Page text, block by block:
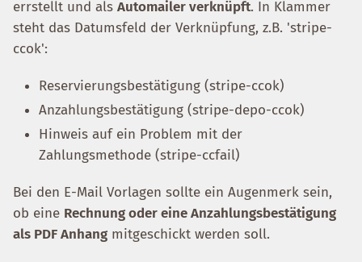
errstellt und als Automailer verknüpft. In Klammer
steht das Datumsfeld der Verknüpfung, z.B. 'stripe-
ccok':
Reservierungsbestätigung (stripe-ccok)
Anzahlungsbestätigung (stripe-depo-ccok)
Hinweis auf ein Problem mit der
Zahlungsmethode (stripe-ccfail)
Bei den E-Mail Vorlagen sollte ein Augenmerk sein,
ob eine Rechnung oder eine Anzahlungsbestätigung
als PDF Anhang mitgeschickt werden soll.